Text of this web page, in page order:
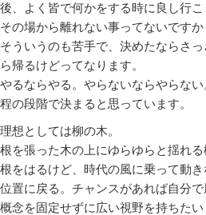
後、よく皆で何かをする時に良し行
その場から離れない事ってないですか
そういうのも苦手で、決めたならさ
ら帰るけどってなります。
やるならやる。やらないならやらな
程の段階で決まると思っています。
理想としては柳の木。
根を張った木の上にゆらゆらと揺れ
根をはるけど、時代の風に乗って動
位置に戻る。チャンスがあれば自分で
概念を固定せずに広い視野を持ちたい